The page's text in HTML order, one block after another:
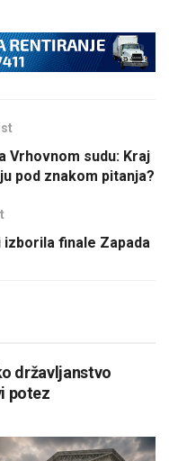
Vrhovnom sudu: Kraj
pod znakom pitanja?
finale Zapada
državljanstvo
potez